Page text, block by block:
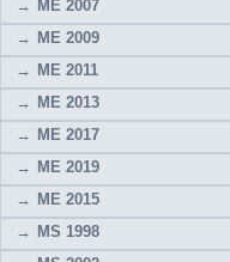
ME 2007
ME 2009
ME 2011
ME 2013
ME 2017
ME 2019
ME 2015
MS 1998